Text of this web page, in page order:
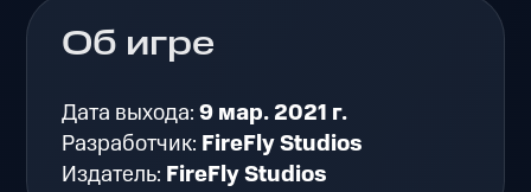
Об игре
Дата выхода:9 мар. 2021 г.
Разработчик: FireFly Studios
Издатель: FireFly Studios